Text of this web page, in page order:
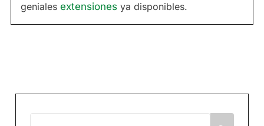
geniales extensiones ya disponibles.